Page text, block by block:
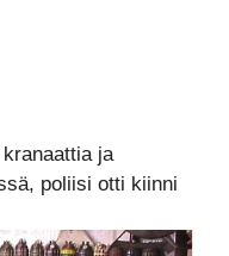
ja
poliisi otti kiinni